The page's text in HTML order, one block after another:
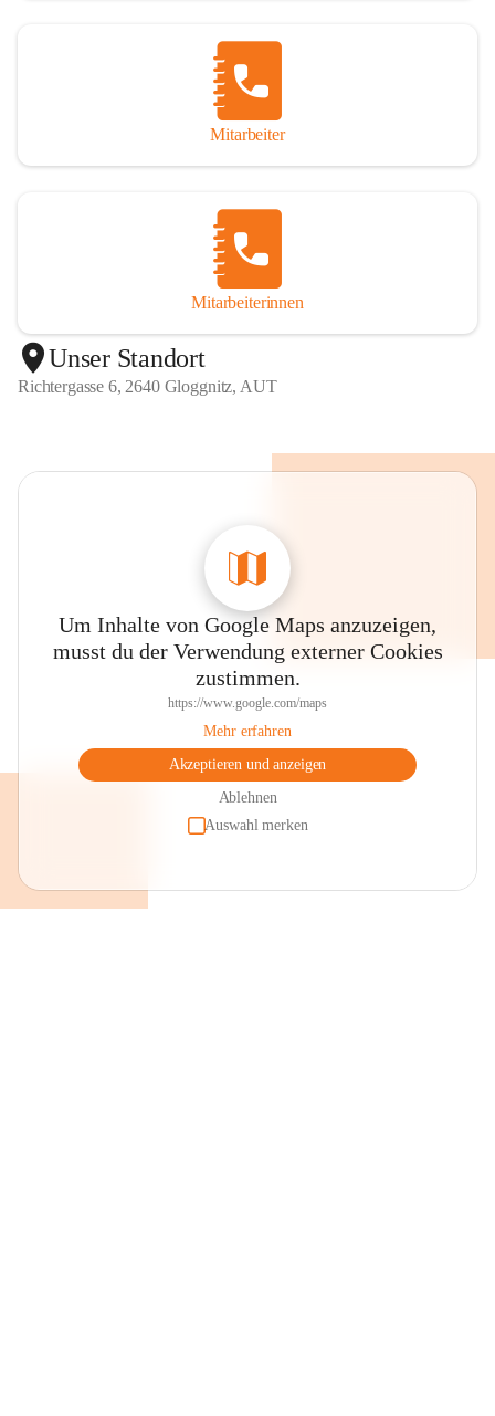
Mitarbeiter
Mitarbeiterinnen
+1
Unser Standort
Richtergasse 6, 2640 Gloggnitz, AUT
Um Inhalte von Google Maps anzuzeigen,
musst du der Verwendung externer Cookies
zustimmen.
https://www.google.com/maps
Mehr erfahren
Akzeptieren und anzeigen
Ablehnen
Auswahl merken